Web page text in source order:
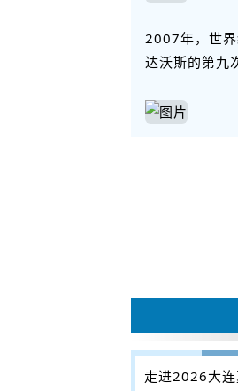
2007年，世
达沃斯的第九
走进2026大连